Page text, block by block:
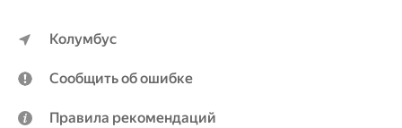
Колумбус
Сообщить об ошибке
Правила рекомендаций